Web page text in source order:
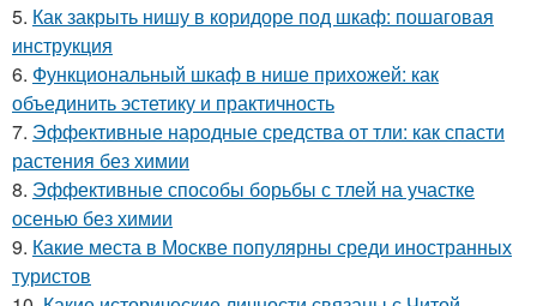
5. Как закрыть нишу в коридоре под шкаф: пошаговая
инструкция
6. Функциональный шкаф в нише прихожей: как
объединить эстетику и практичность
7. Эффективные народные средства от тли: как спасти
растения без химии
8. Эффективные способы борьбы с тлей на участке
осенью без химии
9. Какие места в Москве популярны среди иностранных
туристов